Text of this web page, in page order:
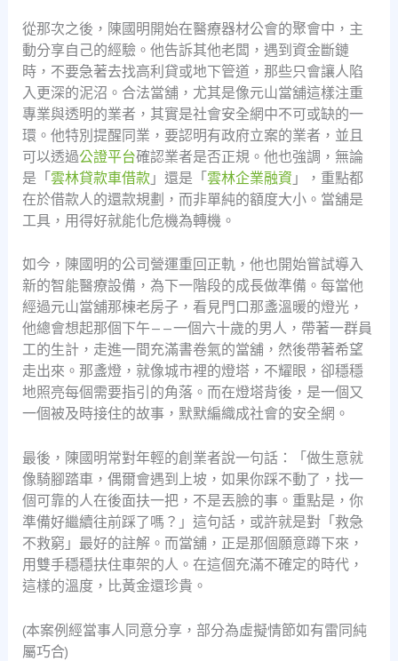
從那次之後，陳國明開始在醫療器材公會的聚會中，主
動分享自己的經驗。他告訴其他老闆，遇到資金斷鏈
時，不要急著去找高利貸或地下管道，那些只會讓人陷
入更深的泥沼。合法當舖，尤其是像元山當舖這樣注重
專業與透明的業者，其實是社會安全網中不可或缺的一
環。他特別提醒同業，要認明有政府立案的業者，並且
可以透過公證平台確認業者是否正規。他也強調，無論
是「雲林貸款車借款」還是「雲林企業融資 」，重點都
在於借款人的還款規劃，而非單純的額度大小。當舖是
工具，用得好就能化危機為轉機。
如今，陳國明的公司營運重回正軌，他也開始嘗試導入
新的智能醫療設備，為下一階段的成長做準備。每當他
經過元山當舖那棟老房子，看見門口那盞溫暖的燈光，
他總會想起那個下午——一個六十歲的男人，帶著一群員
工的生計，走進一間充滿書卷氣的當舖，然後帶著希望
走出來。那盞燈，就像城市裡的燈塔，不耀眼，卻穩穩
地照亮每個需要指引的角落。而在燈塔背後，是一個又
一個被及時接住的故事，默默編織成社會的安全網。
最後，陳國明常對年輕的創業者說一句話：「做生意就
像騎腳踏車，偶爾會遇到上坡，如果你踩不動了，找一
個可靠的人在後面扶一把，不是丟臉的事。重點是，你
準備好繼續往前踩了嗎？」這句話，或許就是對「救急
不救窮」最好的註解。而當舖，正是那個願意蹲下來，
用雙手穩穩扶住車架的人。在這個充滿不確定的時代，
這樣的溫度，比黃金還珍貴。
(本案例經當事人同意分享，部分為虛擬情節如有雷同純
屬巧合)